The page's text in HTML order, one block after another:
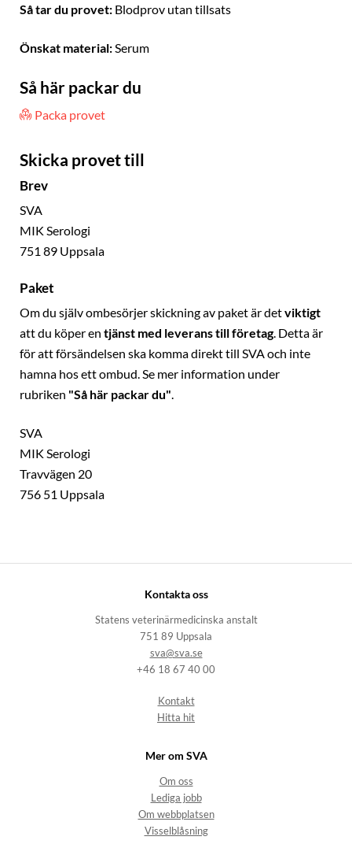
Så tar du provet: Blodprov utan tillsats
Önskat material:Serum
Så här packar du
Packa provet
Skicka provet till
Brev
SVA
MIK Serologi
751 89 Uppsala
Paket
Om du själv ombesörjer skickning av paket är detviktigt
att du köper en tjänst med leverans till företag. Detta är
för att försändelsen ska komma direkt till SVA och inte
hamna hos ett ombud. Se mer information under
rubriken "Så här packar du".
SVA
MIK Serologi
Travvägen 20
756 51 Uppsala
Kontakta oss
Statens veterinärmedicinska anstalt
751 89 Uppsala
sva@sva.se
+46 18 67 40 00
Kontakt
Hitta hit
Mer om SVA
Om oss
Lediga jobb
Om webbplatsen
Visselblåsning